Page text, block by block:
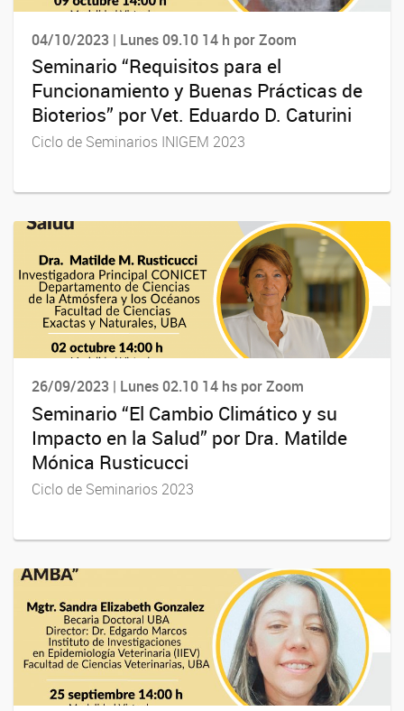
04/10/2023 | Lunes 09.10 14 h por Zoom
Seminario “Requisitos para el
Funcionamiento y Buenas Prácticas de
Bioterios” por Vet. Eduardo D. Caturini
Ciclo de Seminarios INIGEM 2023
26/09/2023 | Lunes 02.10 14 hs por Zoom
Seminario “El Cambio Climático y su
Impacto en la Salud” por Dra. Matilde
Mónica Rusticucci
Ciclo de Seminarios 2023